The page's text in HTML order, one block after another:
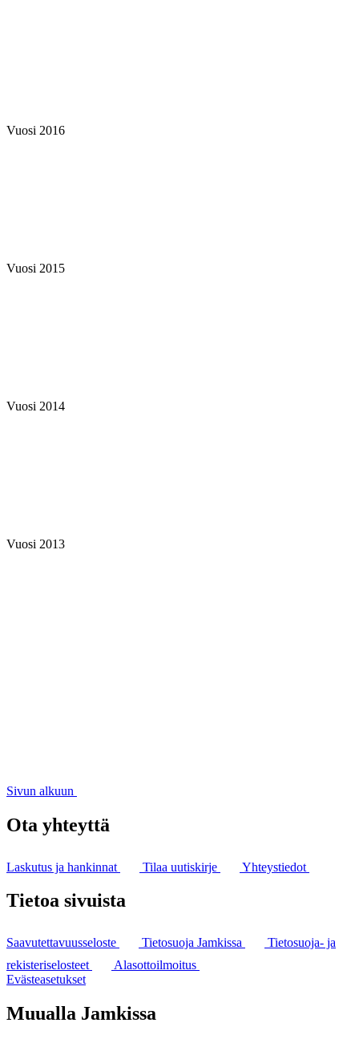
Vuosi 2016
Vuosi 2015
Vuosi 2014
Vuosi 2013
Sivun alkuun
Ota yhteyttä
Laskutus ja hankinnat Tilaa uutiskirje Yhteystiedot
Tietoa sivuista
Saavutettavuusseloste Tietosuoja Jamkissa
Tietosuoja- ja
rekisteriselosteet
Alasottoilmoitus
Evästeasetukset
Muualla Jamkissa